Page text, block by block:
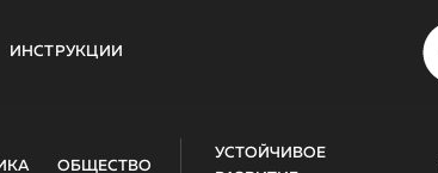
ИНСТРУКЦИИ
ОБЩЕСТВО
УСТОЙЧИВОЕ